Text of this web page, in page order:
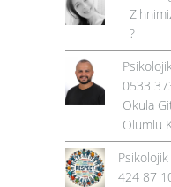
?
0533
Okula
Olumlu
Psikolojik
424 87